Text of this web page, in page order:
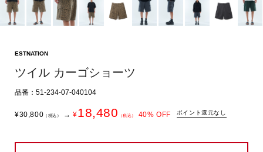
ESTNATION
ツイル カーゴショーツ
品番：51-234-07-040104
¥30,800 （税込） → ¥18,480 （税込） 40% OFF ポイント還元なし